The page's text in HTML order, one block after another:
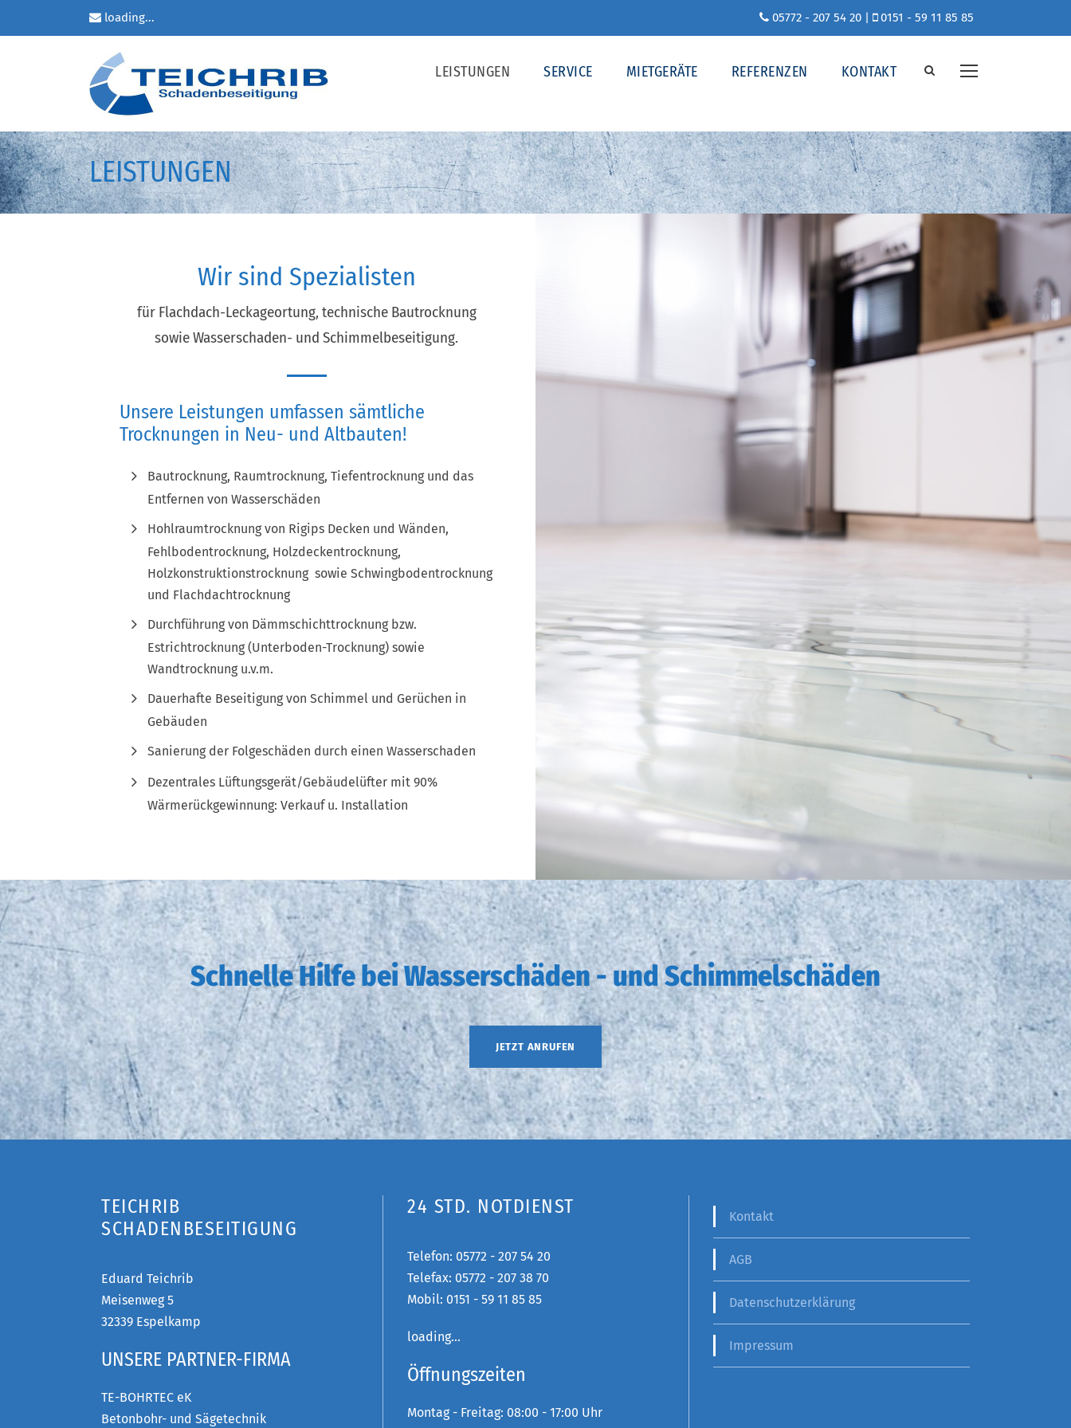
loading... 05772 - 207 54 20 | 0151 - 59 11 85 85
LEISTUNGEN SERVICE MIETGERÄTE REFERENZEN KONTAKT
LEISTUNGEN
Wir sind Spezialisten
für Flachdach-Leckageortung, technische Bautrocknung
sowie Wasserschaden- und Schimmelbeseitigung.
Unsere Leistungen umfassen sämtliche
Trocknungen in Neu- und Altbauten!
Bautrocknung, Raumtrocknung, Tiefentrocknung und das
Entfernen von Wasserschäden
Hohlraumtrocknung von Rigips Decken und Wänden,
Fehlbodentrocknung, Holzdeckentrocknung,
Holzkonstruktionstrocknung sowie Schwingbodentrocknung
und Flachdachtrocknung
Durchführung von Dämmschichttrocknung bzw.
Estrichtrocknung (Unterboden-Trocknung) sowie
Wandtrocknung u.v.m.
Dauerhafte Beseitigung von Schimmel und Gerüchen in
Gebäuden
Sanierung der Folgeschäden durch einen Wasserschaden
Dezentrales Lüftungsgerät/Gebäudelüfter mit 90%
Wärmerückgewinnung: Verkauf u. Installation
Schnelle Hilfe bei Wasserschäden - und Schimmelschäden
JETZT ANRUFEN
TEICHRIB
SCHADENBESEITIGUNG
Eduard Teichrib
Meisenweg 5
32339 Espelkamp
UNSERE PARTNER-FIRMA
TE-BOHRTEC eK
Betonbohr- und Sägetechnik
24 STD. NOTDIENST
Telefon: 05772 - 207 54 20
Telefax: 05772 - 207 38 70
Mobil: 0151 - 59 11 85 85
loading...
Öffnungszeiten
Montag - Freitag: 08:00 - 17:00 Uhr
Kontakt
AGB
Datenschutzerklärung
Impressum